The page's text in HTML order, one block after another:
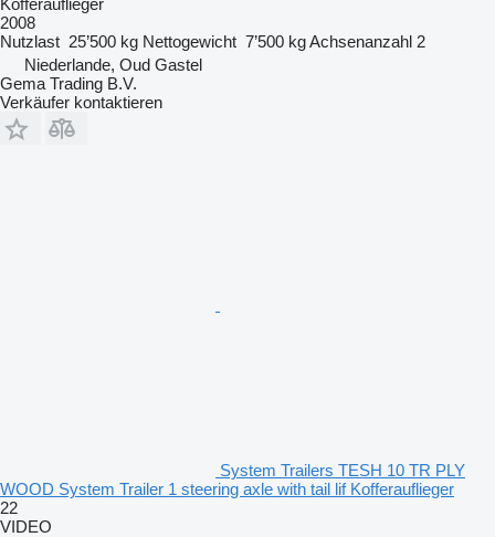
Kofferauflieger
2008
Nutzlast 25’500 kg Nettogewicht 7’500 kgAchsenanzahl 2
Niederlande, Oud Gastel
Gema Trading B.V.
Verkäufer kontaktieren
System Trailers TESH 10 TR PLY
WOOD System Trailer 1 steering axle with tail lif Kofferauflieger
22
VIDEO